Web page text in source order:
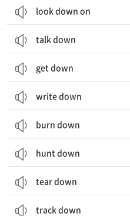
look down on
talk down
get down
write down
burn down
hunt down
tear down
track down